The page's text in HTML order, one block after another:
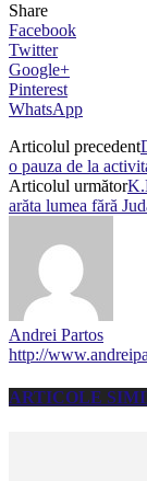
Share
Facebook
Twitter
Google+
Pinterest
WhatsApp
Articolul precedent
o pauza de la
Articolul următor
arăta lumea fără
Andrei Partos
http://
ARTICOLE